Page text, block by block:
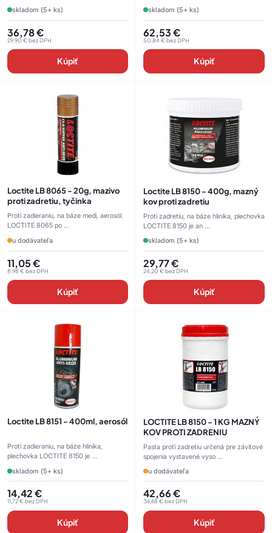
skladom (5+ ks)
36,78€
29,90€bez DPH
Kúpiť
skladom (5+ ks)
62,53€
50,84 €bez DPH
Kúpiť
Loctite LB 8065 - 20g, mazivo
proti zadretiu, tyčinka
Proti zadieraniu, na báze medi, aerosól.
LOCTITE 8065 po ...
u dodávateľa
11,05€
8,98 €bez DPH
Kúpiť
Loctite LB 8150 - 400g, mazný
kov proti zadretiu
Proti zadretiu, na báze hliníka, plechovka
LOCTITE 8150 je an ...
skladom (5+ ks)
29,77€
24,20 €bez DPH
Kúpiť
Loctite LB 8151 - 400ml, aerosól
Proti zadieraniu, na báze hliníka,
plechovka LOCTITE 8150 je ...
skladom (5+ ks)
14,42€
11,72€bez DPH
Kúpiť
LOCTITE LB 8150 - 1 KG MAZNÝ
KOV PROTI ZADRENIU
Pasta proti zadretiu určená pre závitové
spojenia vystavené vyso ...
u dodávateľa
42,66€
34,68 €bez DPH
Kúpiť